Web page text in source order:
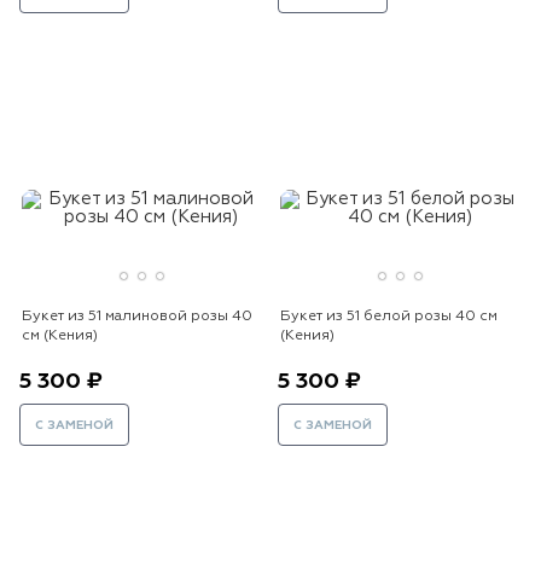
Букет из 51 малиновой розы 40
см (Кения)
5 300 ₽
С ЗАМЕНОЙ
Букет из 51 белой розы 40 см
(Кения)
5 300 ₽
С ЗАМЕНОЙ